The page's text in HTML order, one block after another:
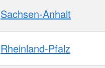
Sachsen-Anhalt
Rheinland-Pfalz